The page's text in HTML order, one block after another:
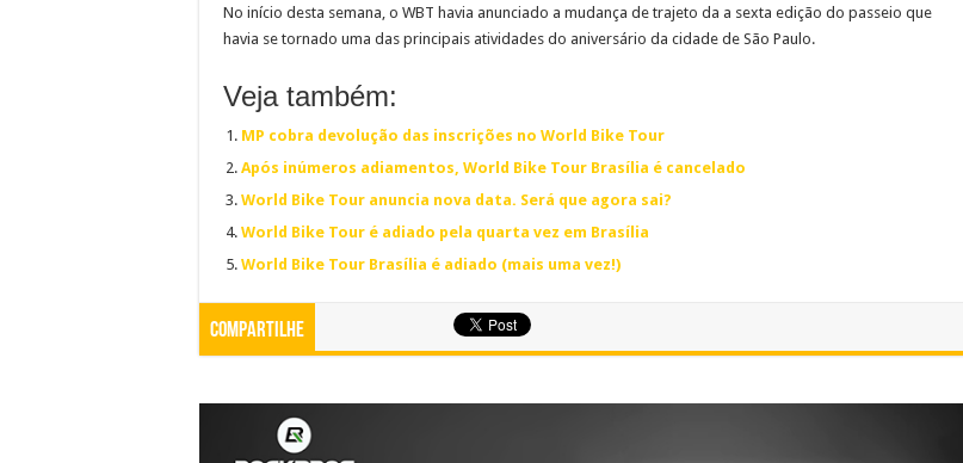
No início desta semana, o WBT havia anunciado a mudança de trajeto da a sexta edição do passeio que
havia se tornado uma das principais atividades do aniversário da cidade de São Paulo.
Veja também:
MP cobra devolução das inscrições no World Bike Tour
Após inúmeros adiamentos, World Bike Tour Brasília é cancelado
World Bike Tour anuncia nova data. Será que agora sai?
World Bike Tour é adiado pela quarta vez em Brasília
World Bike Tour Brasília é adiado (mais uma vez!)
Compartilhe